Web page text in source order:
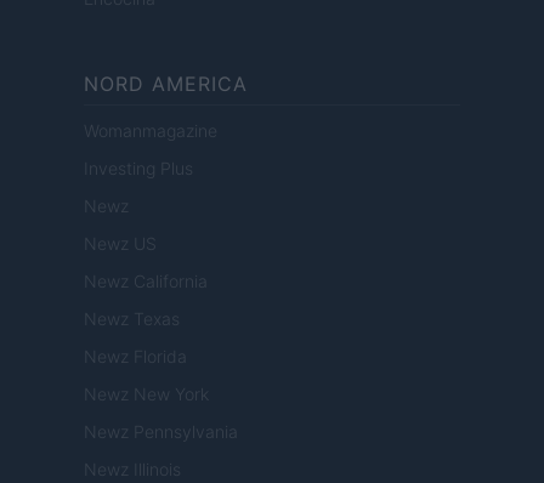
NORD AMERICA
Womanmagazine
Investing Plus
Newz
Newz US
Newz California
Newz Texas
Newz Florida
Newz New York
Newz Pennsylvania
Newz Illinois